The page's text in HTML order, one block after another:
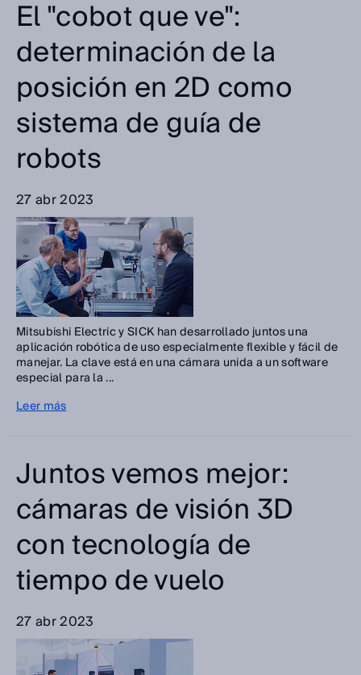
El "cobot que ve":
determinación de la
posición en 2D como
sistema de guía de
robots
27 abr 2023
Mitsubishi Electric y SICK han desarrollado juntos una
aplicación robótica de uso especialmente flexible y fácil de
manejar. La clave está en una cámara unida a un software
especial para la ...
Leer más
Juntos vemos mejor:
cámaras de visión 3D
con tecnología de
tiempo de vuelo
27 abr 2023